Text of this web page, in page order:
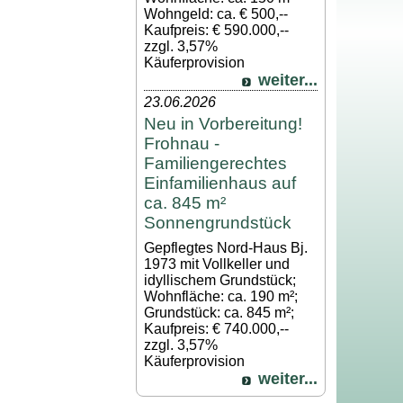
Wohngeld: ca. € 500,--
Kaufpreis: € 590.000,--
zzgl. 3,57%
Käuferprovision
weiter...
23.06.2026
Neu in Vorbereitung!
Frohnau -
Familiengerechtes
Einfamilienhaus auf
ca. 845 m²
Sonnengrundstück
Gepflegtes Nord-Haus Bj.
1973 mit Vollkeller und
idyllischem Grundstück;
Wohnfläche: ca. 190 m²;
Grundstück: ca. 845 m²;
Kaufpreis: € 740.000,--
zzgl. 3,57%
Käuferprovision
weiter...